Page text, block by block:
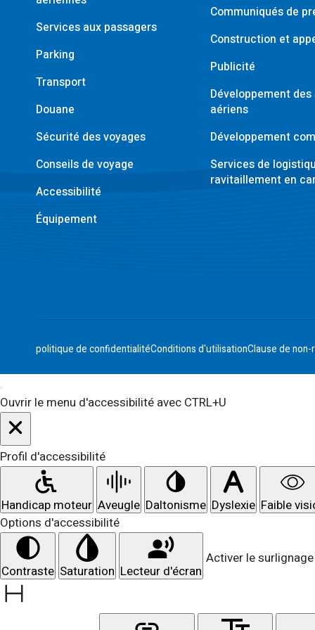
Services aux passagers
Parking
Transport
Douane
Sécurité des voyages
Conseils de voyage
Accessibilité
Équipement
Communiqués de
Construction et
Publicité
Développement
aériens
Développement
Services de
ravitaillement en
politique de confidentialitéConditions d'utilisationClause de
Ouvrir le menu d'accessibilité avec CTRL+U
Profil d'accessibilité
Handicap moteur Aveugle Daltonisme Dyslexie Faible
Options d'accessibilité
Contraste Saturation Lecteur d'écran
Activer le